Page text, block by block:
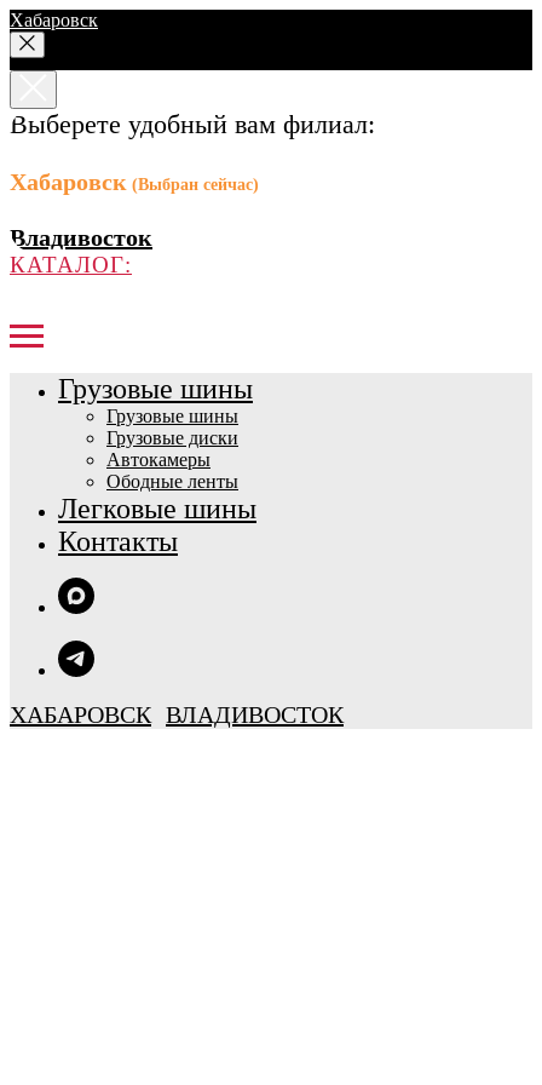
Хабаровск
Выберете удобный вам филиал:
Хабаровск (Выбран сейчас)
Владивосток
КАТАЛОГ:
Грузовые шины
Грузовые шины
Грузовые диски
Автокамеры
Ободные ленты
Легковые шины
Контакты
ХАБАРОВСК ВЛАДИВОСТОК